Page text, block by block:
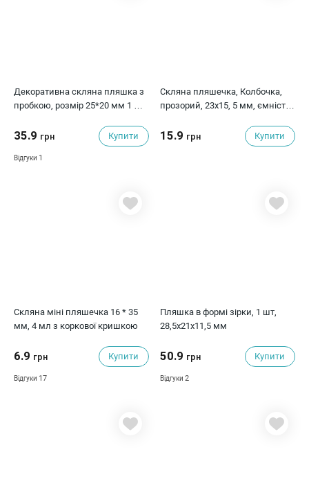
Декоративна скляна пляшка з
пробкою, розмір 25*20 мм 1 мл,
35.9 грн Купити
Відгуки 1
Скляна пляшечка, Колбочка,
прозорий, 23x15, 5 мм, ємність
15.9 грн Купити
Скляна міні пляшечка 16 * 35
мм, 4 мл з коркової кришкою
6.9 грн Купити
Відгуки 17
Пляшка в формі зірки, 1 шт,
28,5x21x11,5 мм
50.9 грн Купити
Відгуки2